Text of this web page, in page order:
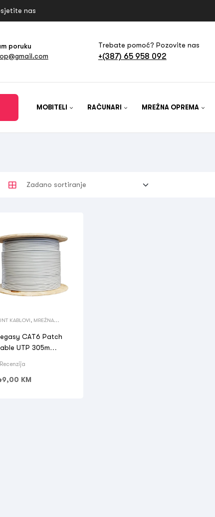
nas
poruku
Trebate pomoć? Pozovite nas
+(387) 65 958 092
MOBITELI RAČUNARI MREŽNA OPREMA
KABLOVI
MREŽNA
CAT6 Patch
UTP 305m
KM